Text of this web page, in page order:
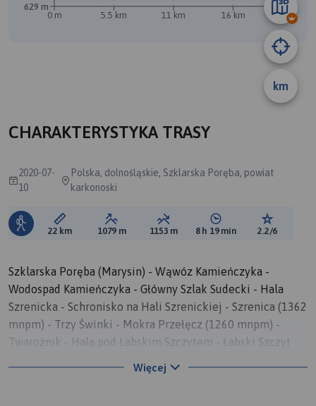
km
0 m 5.5 km 11 km 16 km 22 km
629 m
CHARAKTERYSTYKA TRASY
2020-07-
10
Polska, dolnośląskie, Szklarska Poręba, powiat
karkonoski
Długość trasy:
22 km Suma przewyższeń:
1079 m Suma spadków:
1153 m Średni czas potrzebny
8 h 19 min Ocena
2.2/6
Szklarska Poręba (Marysin) - Wąwóz Kamieńczyka -
Wodospad Kamieńczyka - Główny Szlak Sudecki - Hala
Szrenicka - Schronisko na Hali Szrenickiej - Szrenica (1362
mnpm) - Trzy Świnki - Mokra Przełęcz (1260 mnpm) -
Twarożnik - Hala pod Łabskim Szczytem - Łabski Szczyt
Szyszak (1509 mnpm) - Przełęcz pod Śmielcem (1390
Więcej